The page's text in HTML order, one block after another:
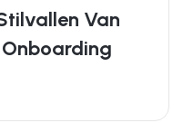
Van